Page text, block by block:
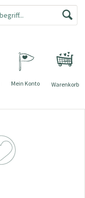
Warenkorb
Mein Konto